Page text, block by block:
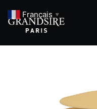
Français ▼